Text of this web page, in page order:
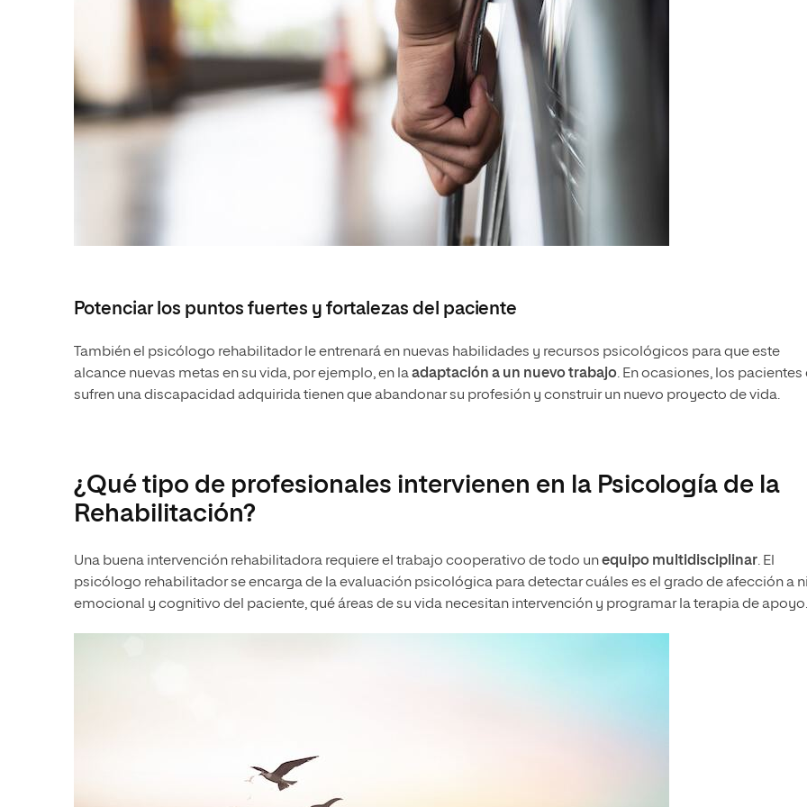
Potenciar los puntos fuertes y fortalezas del paciente
También el psicólogo rehabilitador le entrenará en nuevas habilidades y recursos psicológicos para que este
alcance nuevas metas en su vida, por ejemplo, en laadaptación a un nuevo trabajo. En ocasiones, los pacientes
sufren una discapacidad adquirida tienen que abandonar su profesión y construir un nuevo proyecto de vida.
¿Qué tipo de profesionales intervienen en la Psicología de la
Rehabilitación?
Una buena intervención rehabilitadora requiere el trabajo cooperativo de todo unequipo multidisciplinar. El
psicólogo rehabilitador se encarga de la evaluación psicológica para detectar cuáles es el grado de afección a
emocional y cognitivo del paciente, qué áreas de su vida necesitan intervención y programar la terapia de apoyo.